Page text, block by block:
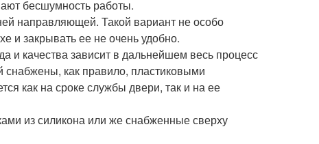
бесшумность работы.
направляющей. Такой вариант не особо
и закрывать ее не очень удобно.
и качества зависит в дальнейшем весь процесс
как правило, пластиковыми
как на сроке службы двери, так и на ее
из силикона или же снабженные сверху